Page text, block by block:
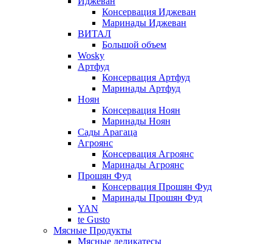
Консервация Иджеван
Маринады Иджеван
ВИТАЛ
Большой объем
Wosky
Артфуд
Консервация Артфуд
Маринады Артфуд
Ноян
Консервация Ноян
Маринады Ноян
Сады Арагаца
Агроянс
Консервация Агроянс
Маринады Агроянс
Прошян Фуд
Консервация Прошян Фуд
Маринады Прошян Фуд
YAN
te Gusto
Мясные Продукты
Мясные деликатесы